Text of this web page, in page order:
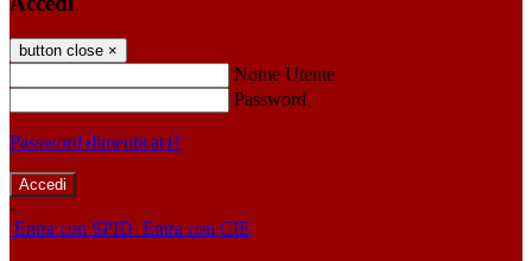
button close ×
Nome Utente
Password
Password dimenticata?
-
Entra con SPID Entra con CIE